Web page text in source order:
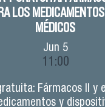
LOS
MÉDICOS
Jun 5
11:00
Fármacos II y
y